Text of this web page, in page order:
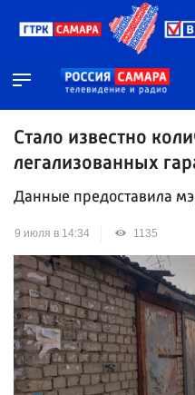
Стало известно
легализованных
Данные предоставила
9 июля в 14:34 1135